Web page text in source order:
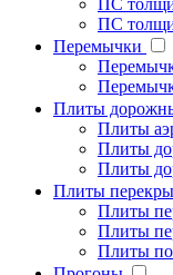
ПС
Перемычки
Плиты
Плиты
Плиты
Плиты
Плиты
Плиты
Плиты
Плиты